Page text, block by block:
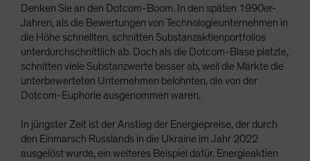
Denken Sie an den Dotcom-Boom. In den späten 1990er-
Jahren, als die Bewertungen von Technologieunternehmen in
die Höhe schnellten, schnitten Substanzaktienportfolios
unterdurchschnittlich ab. Doch als die Dotcom-Blase platzte,
schnitten viele Substanzwerte besser ab, weil die Märkte die
unterbewerteten Unternehmen belohnten, die von der
Dotcom-Euphorie ausgenommen waren.
In jüngster Zeit ist der Anstieg der Energiepreise, der durch
den Einmarsch Russlands in die Ukraine im Jahr 2022
ausgelöst wurde, ein weiteres Beispiel dafür. Energieaktien